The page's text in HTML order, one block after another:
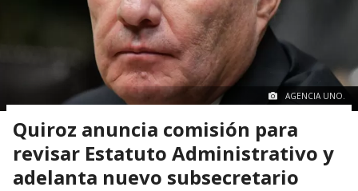
AGENCIA UNO.
Quiroz anuncia comisión para
revisar Estatuto Administrativo y
adelanta nuevo subsecretario